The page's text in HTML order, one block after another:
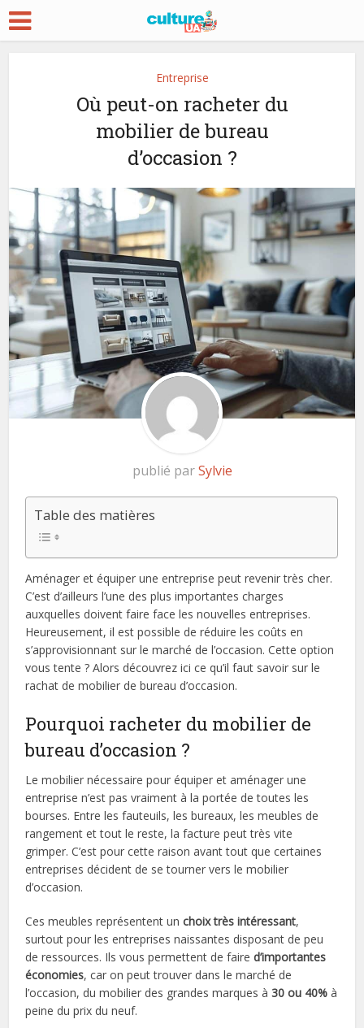
Entreprise
Où peut-on racheter du
mobilier de bureau
d’occasion ?
publié parSylvie
Table des matières
Aménager et équiper une entreprise peut revenir très cher.
C’est d’ailleurs l’une des plus importantes charges
auxquelles doivent faire face les nouvelles entreprises.
Heureusement, il est possible de réduire les coûts en
s’approvisionnant sur le marché de l’occasion. Cette option
vous tente ? Alors découvrez ici ce qu’il faut savoir sur le
rachat de mobilier de bureau d’occasion.
Pourquoi racheter du mobilier de
bureau d’occasion ?
Le mobilier nécessaire pour équiper et aménager une
entreprise n’est pas vraiment à la portée de toutes les
bourses. Entre les fauteuils, les bureaux, les meubles de
rangement et tout le reste, la facture peut très vite
grimper. C’est pour cette raison avant tout que certaines
entreprises décident de se tourner vers le mobilier
d’occasion.
Ces meubles représentent unchoix très intéressant,
surtout pour les entreprises naissantes disposant de peu
de ressources. Ils vous permettent de faired’importantes
économies, car on peut trouver dans le marché de
l’occasion, du mobilier des grandes marques à30 ou 40% à
peine du prix du neuf.